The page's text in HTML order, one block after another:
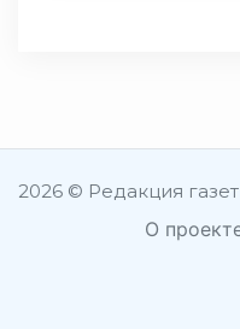
2026 © Редакция
О